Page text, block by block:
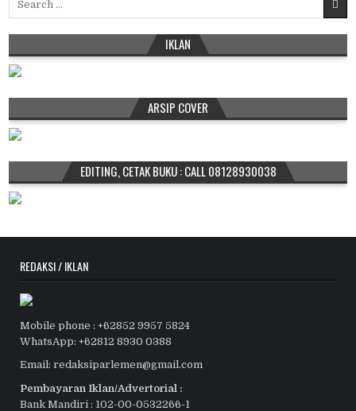
IKLAN
ARSIP COVER
EDITING, CETAK BUKU : CALL 08128930038
REDAKSI / IKLAN
Mobile phone : +62852 9957 5824
WhatsApp: +62812 8930 0388
Email: redaksiparlemen@gmail.com
Pembayaran Iklan/Advertorial :
Bank Mandiri : 102-00-0532266-1